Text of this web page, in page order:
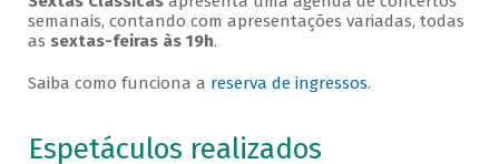
semanais, contando com apresentações variadas, todas
as sextas-feiras às 19h.
Saiba como funciona a reserva de ingressos.
Espetáculos realizados